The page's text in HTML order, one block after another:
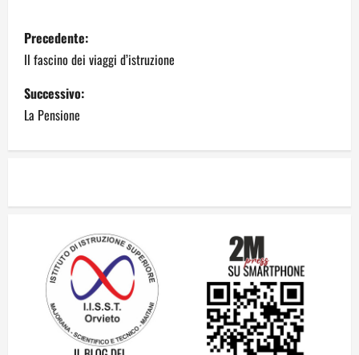
Precedente:
Il fascino dei viaggi d’istruzione
Successivo:
La Pensione
2
hanno raccontato il Mondiale 2026
3
Una lettera a te, Ennio, per la tua lunga
passeggiata
23 Luglio 2026